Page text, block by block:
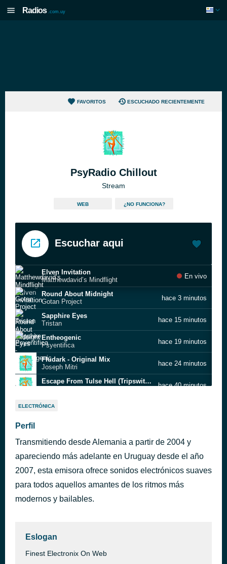
Radios .com.uy
FAVORITOS ESCUCHADO RECIENTEMENTE
PsyRadio Chillout
Stream
WEB ¿NO FUNCIONA?
Escuchar aqui
Elven Invitation
Matthewdavid’s Mindflight
En vivo
Round About Midnight
Gotan Project
hace 3 minutos
Sapphire Eyes
Tristan
hace 15 minutos
Entheogenic
Psyentifica
hace 19 minutos
Fludark - Original Mix
Joseph Mitri
hace 24 minutos
Escape From Tulse Hell (Tripswitch remix)
hace 40 minutos
Fly High
Peaceful World
Nikos Diamantopoulos
Qualquer coisa folk
hace 1 hora
ELECTRÓNICA
Perfil
Transmitiendo desde Alemania a partir de 2004 y
apareciendo más adelante en Uruguay desde el año
2007, esta emisora ofrece sonidos electrónicos suaves
para todos aquellos amantes de los ritmos más
modernos y bailables.
Eslogan
Finest Electronix On Web